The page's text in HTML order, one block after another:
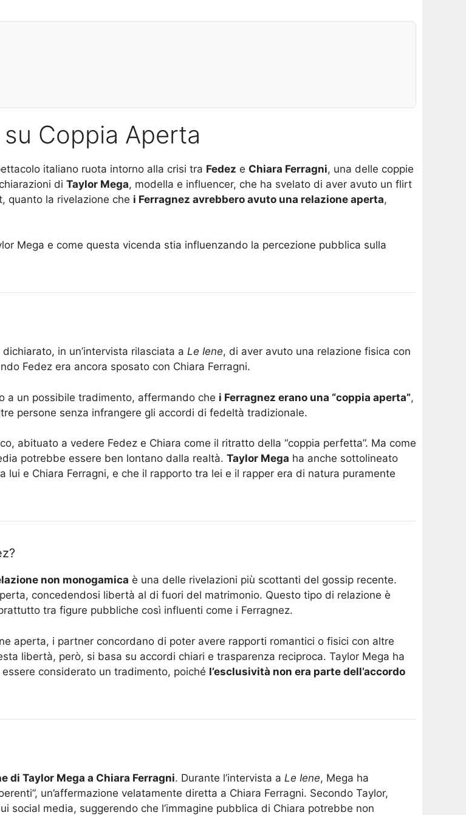
Coppia Aperta
italiano ruota intorno alla crisi tra Fedez e Chiara Ferragni, una delle coppie
di Taylor Mega, modella e influencer, che ha svelato di aver avuto un flirt
quanto la rivelazione che i Ferragnez avrebbero avuto una relazione aperta,
Mega e come questa vicenda stia influenzando la percezione pubblica sulla
in un’intervista rilasciata a Le Iene, di aver avuto una relazione fisica con
Fedez era ancora sposato con Chiara Ferragni.
a un possibile tradimento, affermando che i Ferragnez erano una “coppia aperta”,
persone senza infrangere gli accordi di fedeltà tradizionale​.
abituato a vedere Fedez e Chiara come il ritratto della “coppia perfetta”. Ma come
potrebbe essere ben lontano dalla realtà. Taylor Mega ha anche sottolineato
e Chiara Ferragni, e che il rapporto tra lei e il rapper era di natura puramente
non monogamica è una delle rivelazioni più scottanti del gossip recente.
concedendosi libertà al di fuori del matrimonio. Questo tipo di relazione è
tra figure pubbliche così influenti come i Ferragnez.
aperta, i partner concordano di poter avere rapporti romantici o fisici con altre
libertà, però, si basa su accordi chiari e trasparenza reciproca. Taylor Mega ha
considerato un tradimento, poiché l’esclusività non era parte dell’accordo
di Taylor Mega a Chiara Ferragni. Durante l’intervista a Le Iene, Mega ha
un’affermazione velatamente diretta a Chiara Ferragni. Secondo Taylor,
social media, suggerendo che l’immagine pubblica di Chiara potrebbe non